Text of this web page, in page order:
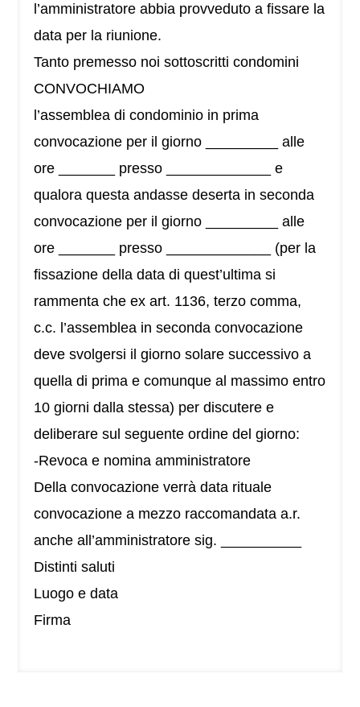
l’amministratore abbia provveduto a fissare la
data per la riunione.
Tanto premesso noi sottoscritti condomini
CONVOCHIAMO
l’assemblea di condominio in prima
convocazione per il giorno _________ alle
ore _______ presso _____________ e
qualora questa andasse deserta in seconda
convocazione per il giorno _________ alle
ore _______ presso _____________ (per la
fissazione della data di quest’ultima si
rammenta che ex art. 1136, terzo comma,
c.c. l’assemblea in seconda convocazione
deve svolgersi il giorno solare successivo a
quella di prima e comunque al massimo entro
10 giorni dalla stessa) per discutere e
deliberare sul seguente ordine del giorno:
-Revoca e nomina amministratore
Della convocazione verrà data rituale
convocazione a mezzo raccomandata a.r.
anche all’amministratore sig. __________
Distinti saluti
Luogo e data
Firma